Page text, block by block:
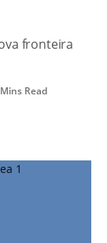
fronteira
Read